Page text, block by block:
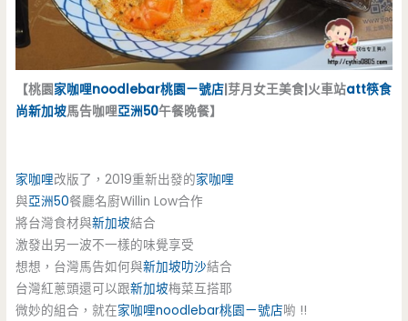
【桃園家咖哩noodlebar桃園ㄧ號店|芽月女王美食|火車站att筷食
尚新加坡馬告咖哩亞洲50午餐晚餐】
家咖哩改版了，2019重新出發的家咖哩
與亞洲50餐廳名廚Willin Low合作
將台灣食材與新加坡結合
激發出另一波不一樣的味覺享受
想想，台灣馬告如何與新加坡叻沙結合
台灣紅蔥頭還可以跟新加坡梅菜互搭耶
微妙的組合，就在家咖哩noodlebar桃園ㄧ號店喲 !!